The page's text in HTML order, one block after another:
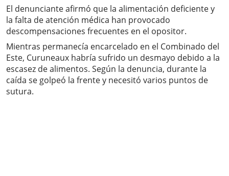
El denunciante afirmó que la alimentación deficiente y
la falta de atención médica han provocado
descompensaciones frecuentes en el opositor.
Mientras permanecía encarcelado en el Combinado del
Este, Curuneaux habría sufrido un desmayo debido a la
escasez de alimentos. Según la denuncia, durante la
caída se golpeó la frente y necesitó varios puntos de
sutura.